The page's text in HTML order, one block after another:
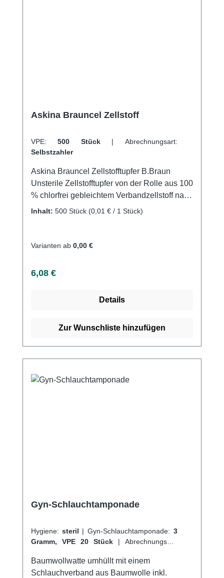
Askina Brauncel Zellstoff
VPE: 500 Stück |
Abrechnungsart:
Selbstzahler
Askina Brauncel Zellstofftupfer B.Braun
Unsterile Zellstofftupfer von der Rolle aus 100
% chlorfrei gebleichtem Verbandzellstoff nach
DAB. Zur Hautreinigung vor Injektionen und
gebrauchsfertig vorgestanzt. Weitere
profitieren Sie von unserem schnellen
Inhalt: 500 Stück (0,01 € / 1 Stück)
Varianten ab 0,00 €
Regulärer Preis:
6,08 €
Details
Zur Wunschliste hinzufügen
Gyn-Schlauchtamponade
Hygiene: steril | Gyn-Schlauchtamponade: 3
Gramm, VPE 20 Stück |
Abrechnungsart:
Baumwollwatte umhüllt mit einem
Schlauchverband aus Baumwolle inkl.